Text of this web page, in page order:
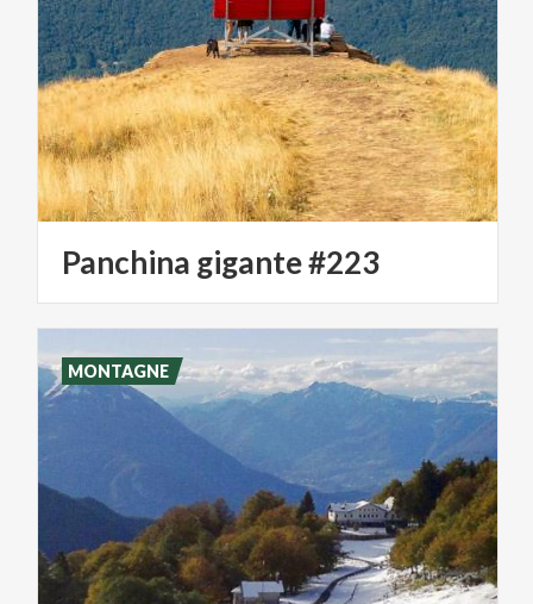
Panchina gigante#223
MONTAGNE